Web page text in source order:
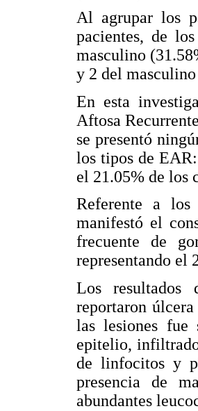
Al agrupar los
pacientes, de
masculino
y 2 del
En esta
Aftosa
se presentó
los tipos de
el 21.05% de los
Referente a
manifestó el
frecuente de
representando el
Los resultados
reportaron
las lesiones
epitelio,
de linfocitos y
presencia de
abundantes